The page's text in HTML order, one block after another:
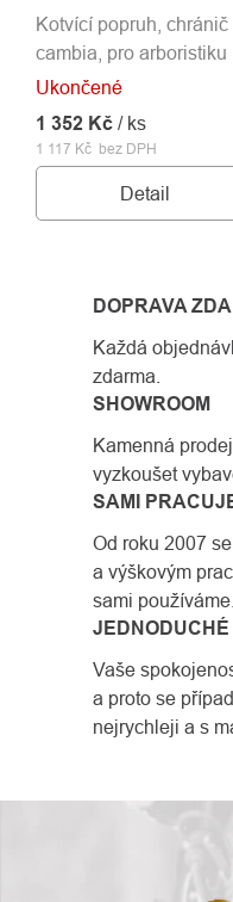
Ukončené
1 117 Kč bez DPH
1 352 Kč / ks
Detail
Kotvící popruh, chránič
cambia, pro arboristiku
DOPRAVA
Každá
zdarma.
SHOWROOM
Kamenná
vyzkoušet
SAMI
Od roku 2007
a výškovým
sami používáme.
Vaše
a proto se
nejrychleji a s